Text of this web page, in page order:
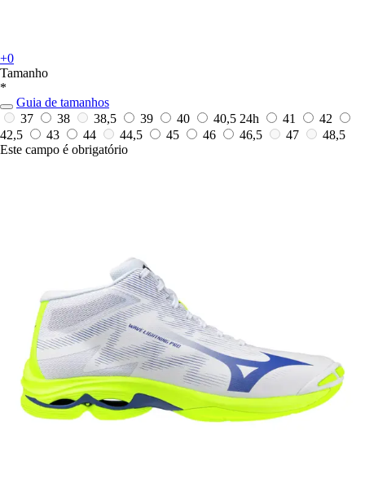
+0
Tamanho
*
Guia de tamanhos
37
38 38,5 39 40 40,5 24h 41
42
42,5
43 44 44,5 45 46 46,5 47
48,5
Este campo é obrigatório